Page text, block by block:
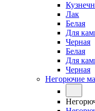
Лак
Белая
Для
Черная
Белая
Для
Черная
Негорючие